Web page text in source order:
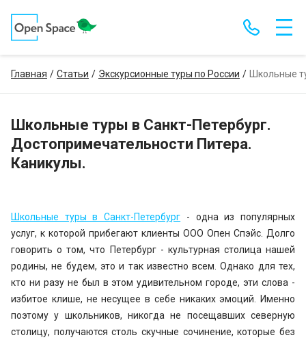
Главная Статьи Экскурсионные туры по России Школьные
Школьные туры в Санкт-Петербург.
Достопримечательности Питера.
Каникулы.
Школьные туры в Санкт-Петербург - одна из популярных
услуг, к которой прибегают клиенты ООО Опен Спэйс. Долго
говорить о том, что Петербург - культурная столица нашей
родины, не будем, это и так известно всем. Однако для тех,
кто ни разу не был в этом удивительном городе, эти слова -
избитое клише, не несущее в себе никаких эмоций. Именно
поэтому у школьников, никогда не посещавших северную
столицу, получаются столь скучные сочинение, которые без